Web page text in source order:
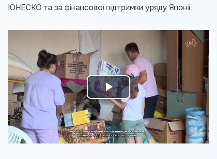
ЮНЕСКО та за фінансової підтримки уряду Японії.
Play
Video